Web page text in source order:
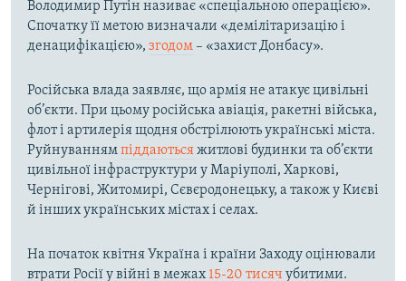
Володимир Путін називає «спеціальною операцією».
Спочатку її метою визначали «демілітаризацію і
денацифікацією», згодом– «захист Донбасу».
Російська влада заявляє, що армія не атакує цивільні
об’єкти. При цьому російська авіація, ракетні війська,
флот і артилерія щодня обстрілюють українські міста.
Руйнуваннямпіддаютьсяжитлові будинки та об’єкти
цивільної інфраструктури у Маріуполі, Харкові,
Чернігові, Житомирі, Сєвєродонецьку, а також у Києві
й інших українських містах і селах.
На початок квітня Україна і країни Заходу оцінювали
втрати Росії у війні в межах 15-20 тисяч убитими.